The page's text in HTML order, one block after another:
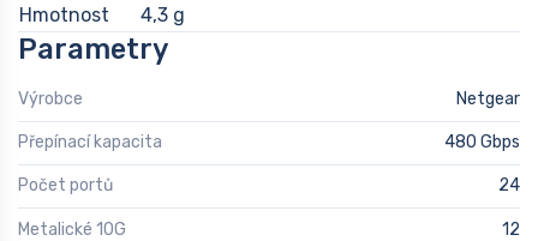
Hmotnost
4,3 g
Parametry
Výrobce Netgear
Přepínací kapacita 480 Gbps
Počet portů 24
Metalické 10G 12